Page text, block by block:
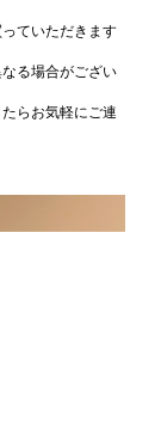
ていただきます
る場合がござい
らお気軽にご連